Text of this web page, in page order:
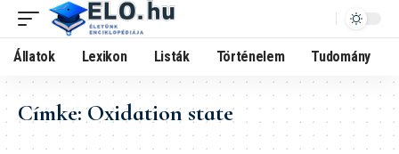
Állatok Lexikon Listák Történelem Tudomány
Címke:Oxidation state